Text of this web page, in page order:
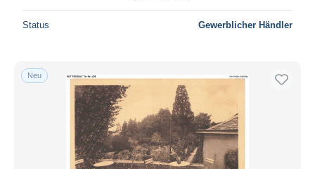
Status Gewerblicher Händler
Neu